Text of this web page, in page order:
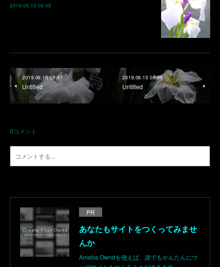
2019.06.15 08:49
2019.06.15 08:47
Untitled
2019.06.15 08:46
Untitled
0コメント
PR
あなたもサイトをつくってみませ
んか
Ameba Owndを使えば、誰でもかんたんにウ